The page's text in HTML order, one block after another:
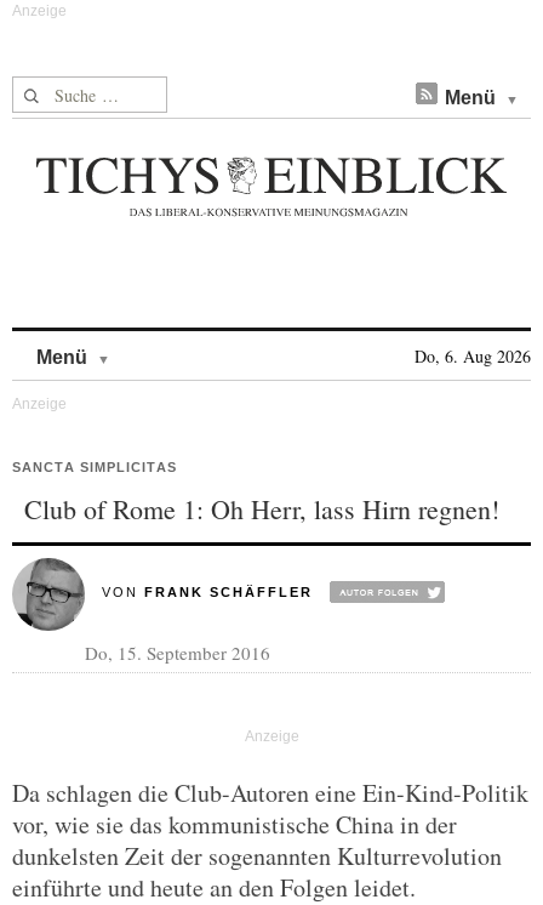
Suche nach: Menü
Menü Do, 6. Aug 2026
SANCTA SIMPLICITAS
Club of Rome 1: Oh Herr, lass Hirn regnen!
VON FRANK SCHÄFFLER
Do, 15. September 2016
Da schlagen die Club-Autoren eine Ein-Kind-Politik
vor, wie sie das kommunistische China in der
dunkelsten Zeit der sogenannten Kulturrevolution
einführte und heute an den Folgen leidet.